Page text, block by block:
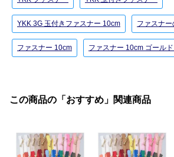
YKK 3G 玉付きファスナー 10cm ファスナ
ファスナー 10cm ファスナー 10cm ゴール
この商品の「おすすめ」関連商品